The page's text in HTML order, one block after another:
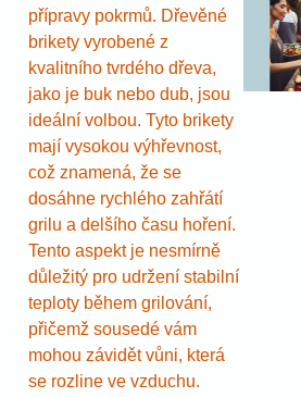
přípravy pokrmů. Dřevěné
brikety vyrobené z
kvalitního tvrdého dřeva,
jako je buk nebo dub, jsou
ideální volbou. Tyto brikety
mají vysokou výhřevnost,
což znamená, že se
dosáhne rychlého zahřátí
grilu a delšího času hoření.
Tento aspekt je nesmírně
důležitý pro udržení stabilní
teploty během grilování,
přičemž sousedé vám
mohou závidět vůni, která
se rozline ve vzduchu.